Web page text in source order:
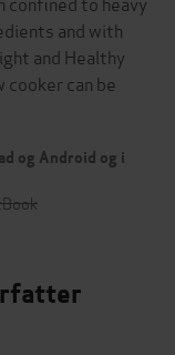
and with
and Healthy
can be
og Android og i